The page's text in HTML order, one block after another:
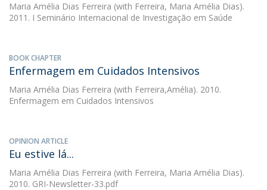
Maria Amélia Dias Ferreira (with Ferreira, Maria Amélia Dias).
2011. I Seminário Internacional de Investigação em Saúde
BOOK CHAPTER
Enfermagem em Cuidados Intensivos
Maria Amélia Dias Ferreira (with Ferreira,Amélia). 2010.
Enfermagem em Cuidados Intensivos
OPINION ARTICLE
Eu estive lá...
Maria Amélia Dias Ferreira (with Ferreira, Maria Amélia Dias).
2010. GRI-Newsletter-33.pdf